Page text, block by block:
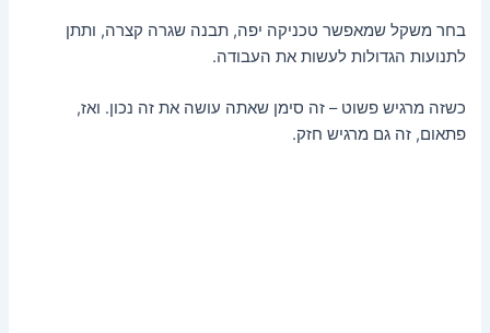
בחר משקל שמאפשר טכניקה יפה, תבנה שגרה קצרה, ותתן
לתנועות הגדולות לעשות את העבודה.
כשזה מרגיש פשוט – זה סימן שאתה עושה את זה נכון. ואז,
פתאום, זה גם מרגיש חזק.